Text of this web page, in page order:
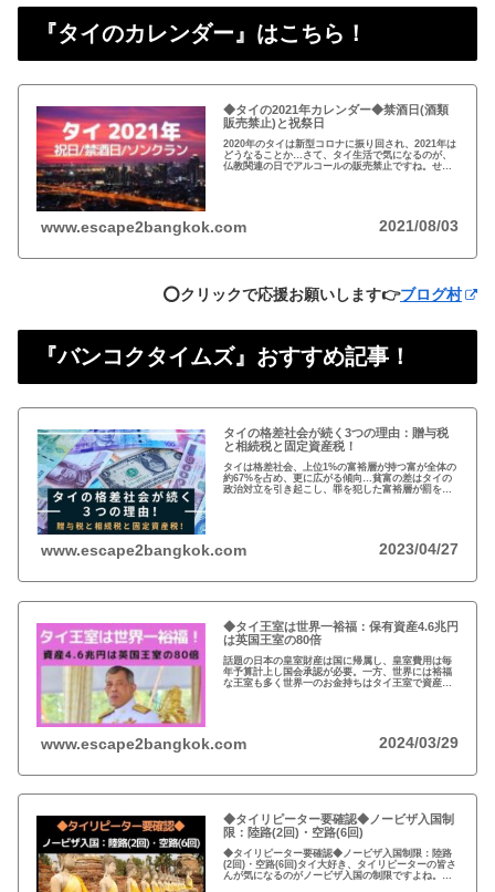
『タイのカレンダー』はこちら！
◆タイの2021年カレンダー◆禁酒日(酒類
販売禁止)と祝祭日
2020年のタイは新型コロナに振り回され、2021年は
どうなることか…さて、タイ生活で気になるのが、
仏教関連の日でアルコールの販売禁止ですね。せっ
www.escape2bangkok.com 2021/08/03
⭕️クリックで応援お願いします👉ブログ村
『バンコクタイムズ』おすすめ記事！
タイの格差社会が続く3つの理由：贈与税
と相続税と固定資産税！
タイは格差社会、上位1%の富裕層が持つ富が全体の
約67%を占め、更に広がる傾向…貧富の差はタイの
政治対立を引き起こし、罪を犯した富裕層が罰を免
www.escape2bangkok.com 2023/04/27
◆タイ王室は世界一裕福：保有資産4.6兆円
は英国王室の80倍
話題の日本の皇室財産は国に帰属し、皇室費用は毎
年予算計上し国会承認が必要。一方、世界には裕福
な王室も多く世界一のお金持ちはタイ王室で資産は
www.escape2bangkok.com 2024/03/29
◆タイリピーター要確認◆ノービザ入国制
限：陸路(2回)・空路(6回)
◆タイリピーター要確認◆ノービザ入国制限：陸路
(2回)・空路(6回)タイ大好き、タイリピーターの皆さ
んが気になるのがノービザ入国の制限ですよね。近